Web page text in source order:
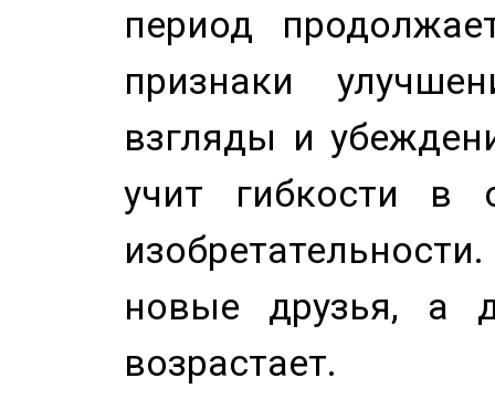
период
признаки
взгляды и
учит гибкости в
новые друзья, а
возрастает.